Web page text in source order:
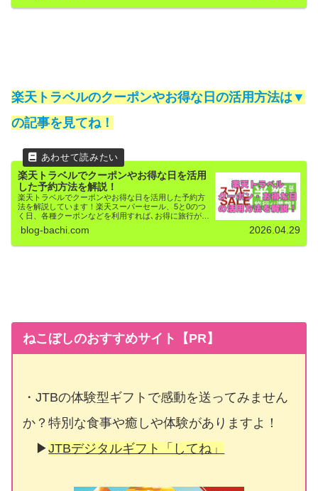
楽天トラベルのクーポンやお得な日の活用方法は▼
の記事を見てね！
楽天トラベルでクーポンやお得な日を活用
した予約方法を解説！
楽天トラベルでクーポンやお得な日を活用した予約方
法を解説しています！楽天スーパーセール、5と0のつ
く日、各種クーポンなどを利用すれば､お得に旅行がで
きますよ！
blog-bachi.com 2026.04.29
ねこぼしのおすすめサイト【PR】
・JTBの体験型ギフトで感動を送ってみません
か？特別な食事や癒しや体験がありますよ！
▶JTBデジタルギフト「してね」